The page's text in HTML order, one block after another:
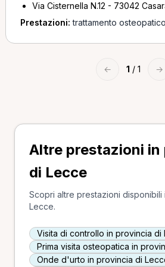
Via Cisternella N.12 - 73042
Prestazioni:trattamento osteopatico
← 1 / 1 →
Altre prestazioni in
di Lecce
Scopri altre prestazioni disponibili
Lecce.
Visita di controllo in provincia di
Prima visita osteopatica in
Onde d'urto in provincia di